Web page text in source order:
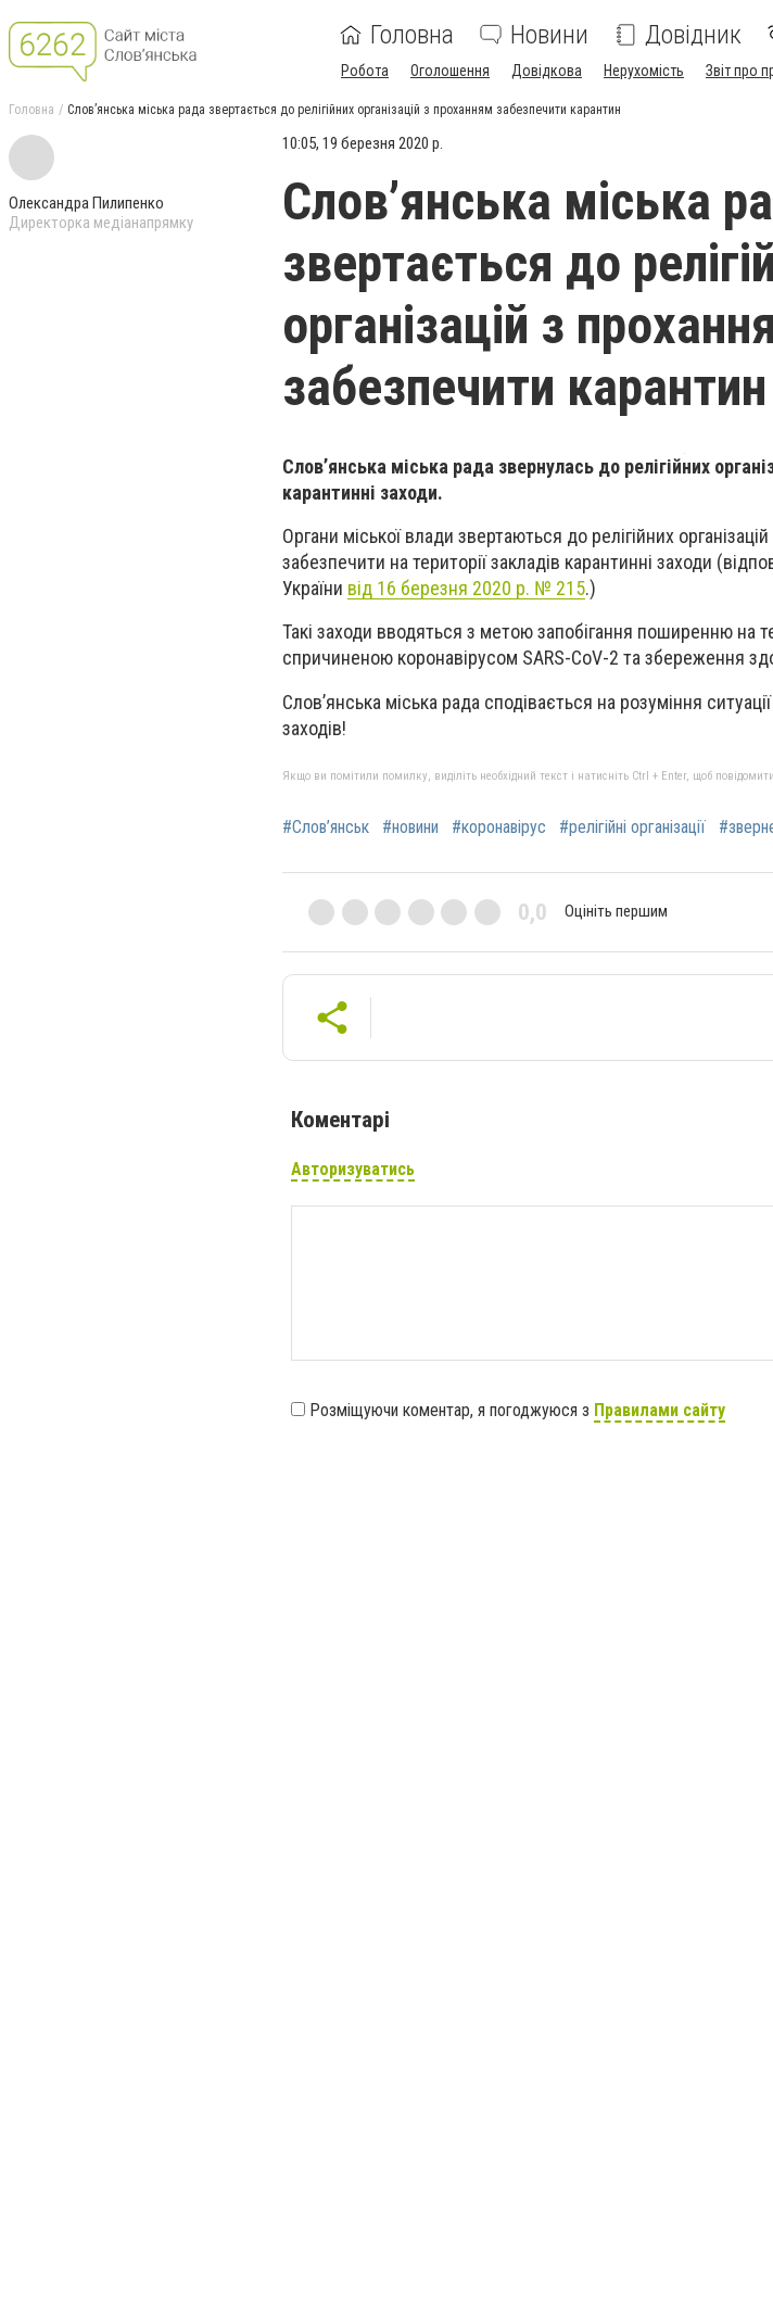
Головна Новини Довідник
Робота Оголошення Довідкова Нерухомість Звіт про
Головна Слов’янська міська рада звертається до релігійних організацій з проханням забезпечити карантин
Олександра Пилипенко
Директорка медіанапрямку
10:05, 19 березня 2020 р.
Слов’янська міська
звертається до
організацій з
забезпечити карантин
Слов’янська міська рада звернулась до релігійних
карантинні заходи.
Органи міської влади звертаються до релігійних
забезпечити на території закладів карантинні заходи (
України від 16 березня 2020 р. № 215.)
Такі заходи вводяться з метою запобігання поширенню на
спричиненою коронавірусом SARS-CoV-2 та збереження
Слов’янська міська рада сподівається на розуміння
заходів!
Якщо ви помітили помилку, виділіть необхідний текст і натисніть Ctrl + Enter, щоб
#Слов’янськ #новини #коронавірус #релігійні організації
0,0 Оцініть першим
Коментарі
Авторизуватись
Розміщуючи коментар, я погоджуюся з Правилами сайту